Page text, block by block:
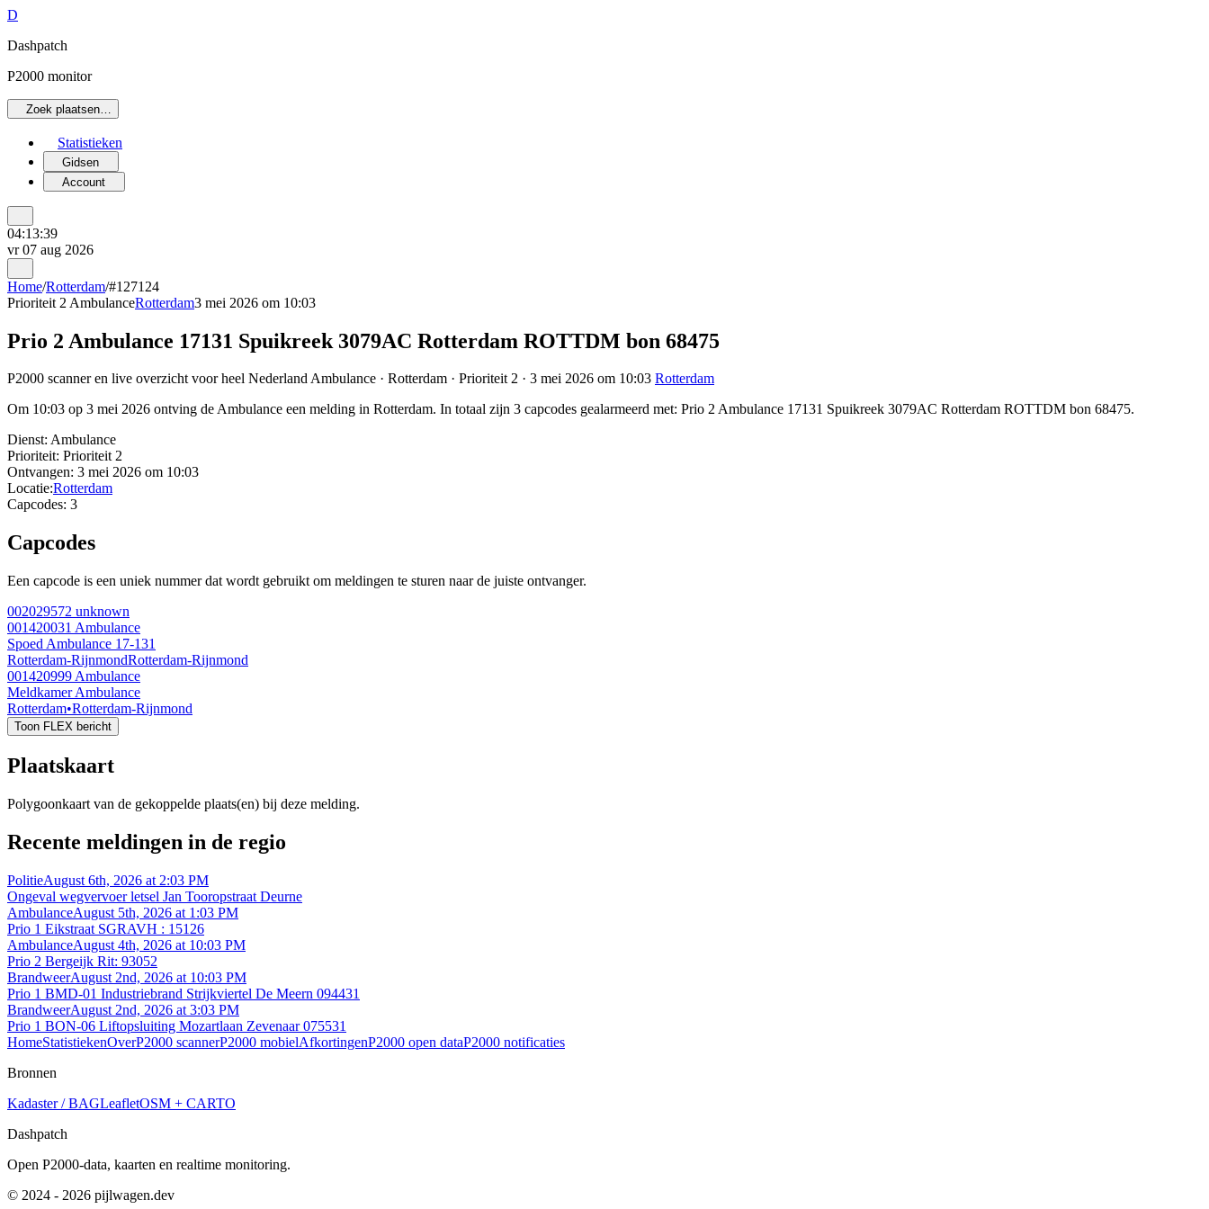
D
Dashpatch
P2000 monitor
Zoek plaatsen…
Statistieken
Gidsen
Account
04:13:39
vr 07 aug 2026
Home/Rotterdam/#127124
Prioriteit 2 AmbulanceRotterdam3 mei 2026 om 10:03
Prio 2 Ambulance 17131 Spuikreek 3079AC Rotterdam ROTTDM bon 68475
P2000 scanner en live overzicht voor heel Nederland Ambulance · Rotterdam · Prioriteit 2 · 3 mei 2026 om 10:03 Rotterdam
Om 10:03 op 3 mei 2026 ontving de Ambulance een melding in Rotterdam. In totaal zijn 3 capcodes gealarmeerd met: Prio 2 Ambulance 17131 Spuikreek 3079AC Rotterdam ROTTDM bon 68475.
Dienst: Ambulance
Prioriteit: Prioriteit 2
Ontvangen: 3 mei 2026 om 10:03
Locatie:Rotterdam
Capcodes: 3
Capcodes
Een capcode is een uniek nummer dat wordt gebruikt om meldingen te sturen naar de juiste ontvanger.
002029572 unknown
001420031 Ambulance
Spoed Ambulance 17-131
Rotterdam-RijnmondRotterdam-Rijnmond
001420999 Ambulance
Meldkamer Ambulance
Rotterdam•Rotterdam-Rijnmond
Toon FLEX bericht
Plaatskaart
Polygoonkaart van de gekoppelde plaats(en) bij deze melding.
Recente meldingen in de regio
PolitieAugust 6th, 2026 at 2:03 PM
Ongeval wegvervoer letsel Jan Tooropstraat Deurne
AmbulanceAugust 5th, 2026 at 1:03 PM
Prio 1 Eikstraat SGRAVH : 15126
AmbulanceAugust 4th, 2026 at 10:03 PM
Prio 2 Bergeijk Rit: 93052
BrandweerAugust 2nd, 2026 at 10:03 PM
Prio 1 BMD-01 Industriebrand Strijkviertel De Meern 094431
BrandweerAugust 2nd, 2026 at 3:03 PM
Prio 1 BON-06 Liftopsluiting Mozartlaan Zevenaar 075531
HomeStatistiekenOverP2000 scannerP2000 mobielAfkortingenP2000 open dataP2000 notificaties
Bronnen
Kadaster / BAGLeafletOSM + CARTO
Dashpatch
Open P2000-data, kaarten en realtime monitoring.
© 2024 - 2026 pijlwagen.dev